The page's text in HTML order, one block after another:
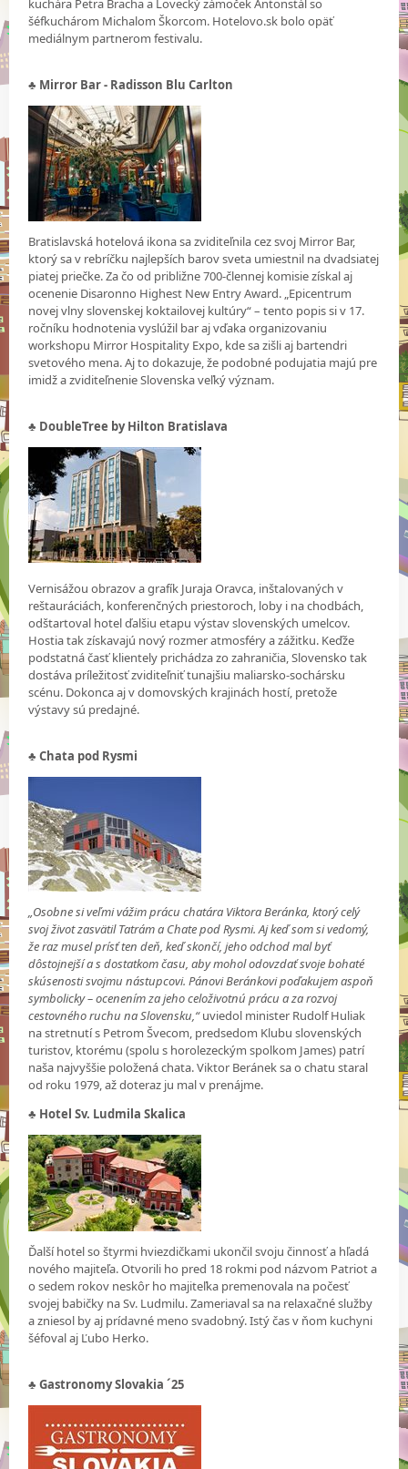
kuchára Petra Bracha a Lovecký zámoček Antonstál so
šéfkuchárom Michalom Škorcom. Hotelovo.sk bolo opäť
mediálnym partnerom festivalu.
♣ Mirror Bar - Radisson Blu Carlton
Bratislavská hotelová ikona sa zviditeľnila cez svoj Mirror Bar,
ktorý sa v rebríčku najlepších barov sveta umiestnil na dvadsiatej
piatej priečke. Za čo od približne 700-člennej komisie získal aj
ocenenie Disaronno Highest New Entry Award. „Epicentrum
novej vlny slovenskej koktailovej kultúry“ – tento popis si v 17.
ročníku hodnotenia vyslúžil bar aj vďaka organizovaniu
workshopu Mirror Hospitality Expo, kde sa zišli aj bartendri
svetového mena. Aj to dokazuje, že podobné podujatia majú pre
imidž a zviditeľnenie Slovenska veľký význam.
♣ DoubleTree by Hilton Bratislava
Vernisážou obrazov a grafík Juraja Oravca, inštalovaných v
reštauráciách, konferenčných priestoroch, loby i na chodbách,
odštartoval hotel ďalšiu etapu výstav slovenských umelcov.
Hostia tak získavajú nový rozmer atmosféry a zážitku. Keďže
podstatná časť klientely prichádza zo zahraničia, Slovensko tak
dostáva príležitosť zviditeľniť tunajšiu maliarsko-sochársku
scénu. Dokonca aj v domovských krajinách hostí, pretože
výstavy sú predajné.
♣ Chata pod Rysmi
„Osobne si veľmi vážim prácu chatára Viktora Beránka, ktorý celý
svoj život zasvätil Tatrám a Chate pod Rysmi. Aj keď som si vedomý,
že raz musel prísť ten deň, keď skončí, jeho odchod mal byť
dôstojnejší a s dostatkom času, aby mohol odovzdať svoje bohaté
skúsenosti svojmu nástupcovi. Pánovi Beránkovi poďakujem aspoň
symbolicky – ocenením za jeho celoživotnú prácu a za rozvoj
cestovného ruchu na Slovensku,“uviedol minister Rudolf Huliak
na stretnutí s Petrom Švecom, predsedom Klubu slovenských
turistov, ktorému (spolu s horolezeckým spolkom James) patrí
naša najvyššie položená chata. Viktor Beránek sa o chatu staral
od roku 1979, až doteraz ju mal v prenájme.
♣ Hotel Sv. Ludmila Skalica
Ďalší hotel so štyrmi hviezdičkami ukončil svoju činnosť a hľadá
nového majiteľa. Otvorili ho pred 18 rokmi pod názvom Patriot a
o sedem rokov neskôr ho majiteľka premenovala na počesť
svojej babičky na Sv. Ludmilu. Zameriaval sa na relaxačné služby
a zniesol by aj prídavné meno svadobný. Istý čas v ňom kuchyni
šéfoval aj Ľubo Herko.
♣Gastronomy Slovakia ´25